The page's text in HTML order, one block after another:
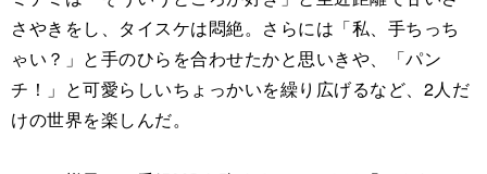
さやきをし、タイスケは悶絶。さらには「私、手ちっち
ゃい？」と手のひらを合わせたかと思いきや、「パン
チ！」と可愛らしいちょっかいを繰り広げるなど、2人だ
けの世界を楽しんだ。